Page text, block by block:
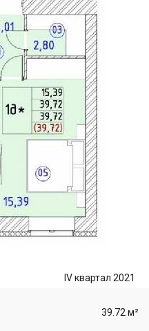
IV квартал 2021
39.72 м²